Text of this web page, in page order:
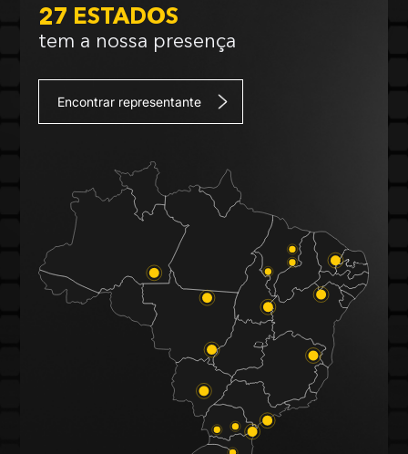
27 ESTADOS
tem a nossa presença
Encontrar representante